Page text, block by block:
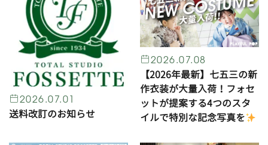
2026.07.01
送料改訂のお知らせ
2026.07.08
【2026年最新】七五三の新
作衣装が大量入荷！フォセ
ットが提案する4つのスタ
イルで特別な記念写真を